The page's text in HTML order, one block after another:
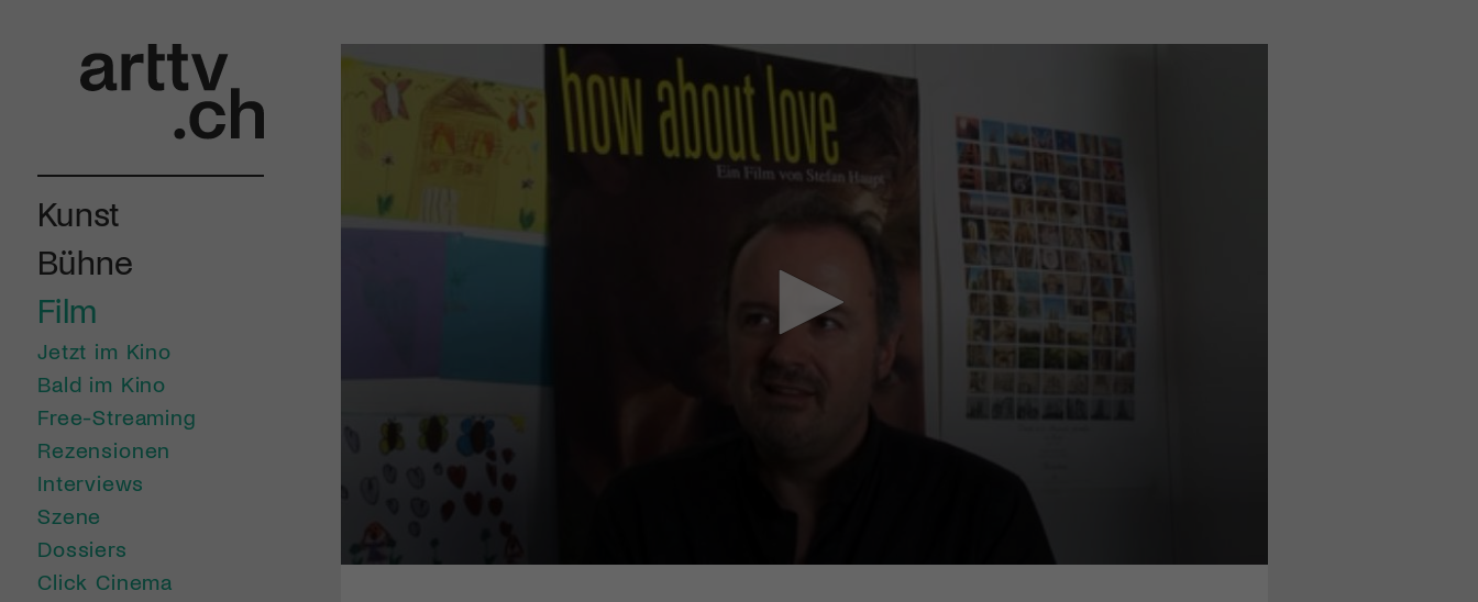
Kunst
Bühne
Film
Jetzt im Kino
Bald im Kino
Free-Streaming
Rezensionen
Interviews
Szene
Dossiers
Click Cinema
diversen Kulturevents.